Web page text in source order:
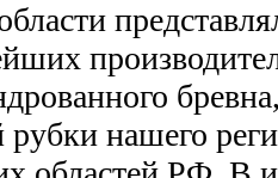
рубки нашего